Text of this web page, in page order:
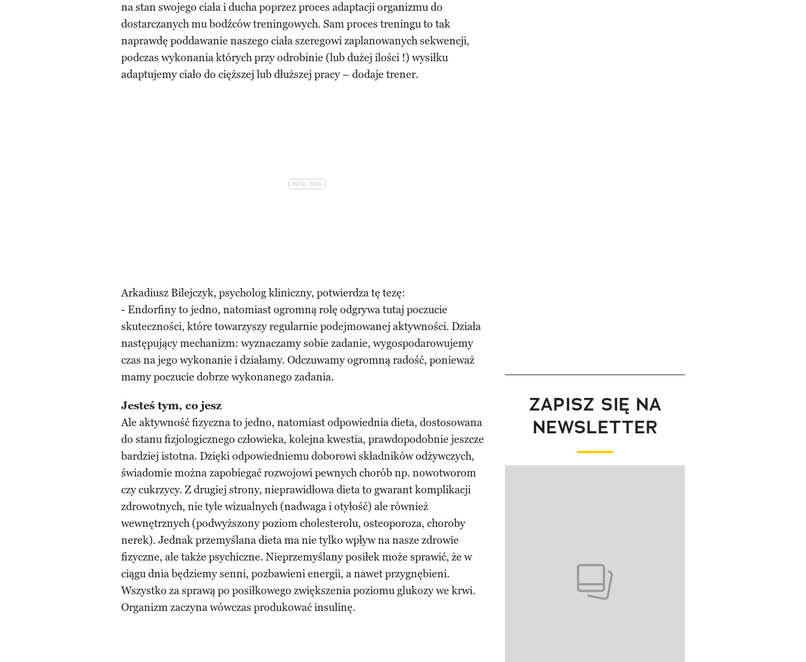
na stan swojego ciała i ducha poprzez proces adaptacji organizmu do
dostarczanych mu bodźców treningowych. Sam proces treningu to tak
naprawdę poddawanie naszego ciała szeregowi zaplanowanych sekwencji,
podczas wykonania których przy odrobinie (lub dużej ilości !) wysiłku
adaptujemy ciało do cięższej lub dłuższej pracy – dodaje trener.
Arkadiusz Bilejczyk, psycholog kliniczny, potwierdza tę tezę:
- Endorfiny to jedno, natomiast ogromną rolę odgrywa tutaj poczucie
skuteczności, które towarzyszy regularnie podejmowanej aktywności. Działa
następujący mechanizm: wyznaczamy sobie zadanie, wygospodarowujemy
czas na jego wykonanie i działamy. Odczuwamy ogromną radość, ponieważ
mamy poczucie dobrze wykonanego zadania.
Jesteś tym, co jesz
Ale aktywność fizyczna to jedno, natomiast odpowiednia dieta, dostosowana
do stanu fizjologicznego człowieka, kolejna kwestia, prawdopodobnie jeszcze
bardziej istotna. Dzięki odpowiedniemu doborowi składników odżywczych,
świadomie można zapobiegać rozwojowi pewnych chorób np. nowotworom
czy cukrzycy. Z drugiej strony, nieprawidłowa dieta to gwarant komplikacji
zdrowotnych, nie tyle wizualnych (nadwaga i otyłość) ale również
wewnętrznych (podwyższony poziom cholesterolu, osteoporoza, choroby
nerek). Jednak przemyślana dieta ma nie tylko wpływ na nasze zdrowie
fizyczne, ale także psychiczne. Nieprzemyślany posiłek może sprawić, że w
ciągu dnia będziemy senni, pozbawieni energii, a nawet przygnębieni.
Wszystko za sprawą po posiłkowego zwiększenia poziomu glukozy we krwi.
Organizm zaczyna wówczas produkować insulinę.
ZAPISZ SIĘ NA
NEWSLETTER